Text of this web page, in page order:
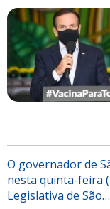
O governador de
nesta quinta-feira
Legislativa de São…